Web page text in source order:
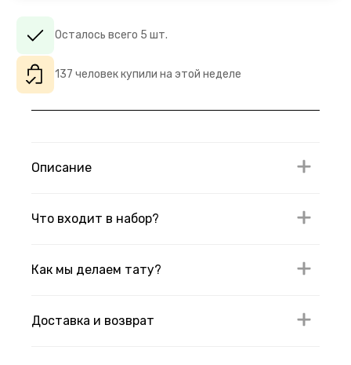
Осталось всего 5 шт.
137 человек купили на этой неделе
Описание
Что входит в набор?
Как мы делаем тату?
Доставка и возврат